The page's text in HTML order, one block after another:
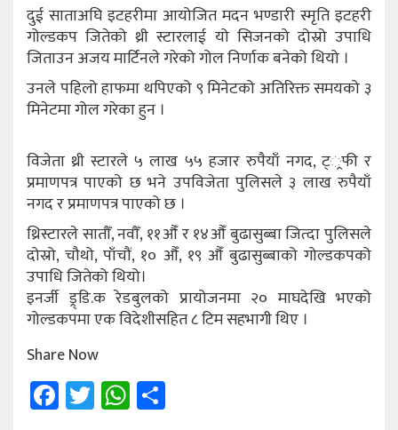
दुई साताअघि इटहरीमा आयोजित मदन भण्डारी स्मृति इटहरी
गोल्डकप जितेको थ्री स्टारलाई यो सिजनको दोस्रो उपाधि
जिताउन अजय मार्टिनले गरेको गोल निर्णाक बनेको थियो ।
उनले पहिलो हाफमा थपिएको ९ मिनेटको अतिरिक्त समयको ३
मिनेटमा गोल गरेका हुन ।
विजेता थ्री स्टारले ५ लाख ५५ हजार रुपैयाँ नगद, ट््रफी र
प्रमाणपत्र पाएको छ भने उपविजेता पुलिसले ३ लाख रुपैयाँ
नगद र प्रमाणपत्र पाएको छ ।
थ्रिस्टारले सातौँ, नवौँ, ११औँ र १४औँ बुढासुब्बा जित्दा पुलिसले
दोस्रो, चौथो, पाँचौं, १० औँ, १९ औँ बुढासुब्बाको गोल्डकपको
उपाधि जितेको थियो।
इनर्जी ड्र्डि.क रेडबुलको प्रायोजनमा २० माघदेखि भएको
गोल्डकपमा एक विदेशीसहित ८ टिम सहभागी थिए ।
Share Now
Facebook
TwitterWhatsApp